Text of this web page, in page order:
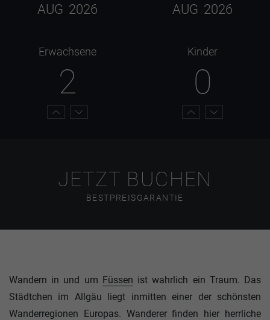
AUG 2026 AUG 2026
Erwachsene
2
Kinder
0
JETZT BUCHEN
BESTPREISGARANTIE
Wandern in und um Füssen ist wahrlich ein Traum. Das
Städtchen im Allgäu liegt inmitten einer der schönsten
Wanderregionen Europas. Wanderer finden hier herrliche